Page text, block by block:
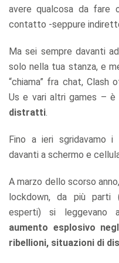
avere qualcosa da fare
contatto -seppure
Ma sei sempre davanti
solo nella tua stanza, e
“chiama” fra chat, Clash
Us e vari altri games – è
distratti.
Fino a ieri sgridavamo i
davanti a schermo e
A marzo dello scorso
lockdown, da più parti
esperti) si leggevano
aumento esplosivo
ribellioni, situazioni di